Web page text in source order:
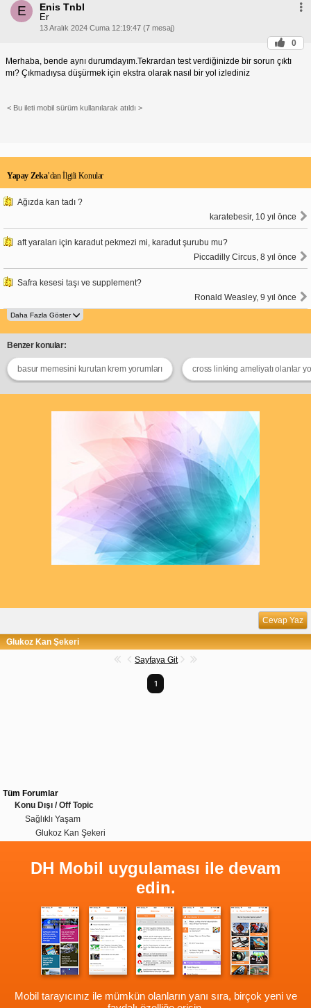
E Enis Tnbl
Er
13 Aralık 2024 Cuma 12:19:47 (7 mesaj)
0
Merhaba, bende aynı durumdayım.Tekrardan test verdiğinizde bir sorun çıktı
mı? Çıkmadıysa düşürmek için ekstra olarak nasıl bir yol izlediniz
< Bu ileti mobil sürüm kullanılarak atıldı >
Yapay Zeka’dan İlgili Konular
Ağızda kan tadı ?
karatebesir, 10 yıl önce
aft yaraları için karadut pekmezi mi, karadut şurubu mu?
Piccadilly Circus, 8 yıl önce
Safra kesesi taşı ve supplement?
Ronald Weasley, 9 yıl önce
Benzer konular:
basur memesini kurutan krem yorumları cross linking ameliyatı olanlar
Cevap Yaz
Glukoz Kan Şekeri
Sayfaya Git
1
Tüm Forumlar
Konu Dışı / Off Topic
Sağlıklı Yaşam
Glukoz Kan Şekeri
DH Mobil uygulaması ile devam
edin.
Mobil tarayıcınız ile mümkün olanların yanı sıra, birçok yeni ve